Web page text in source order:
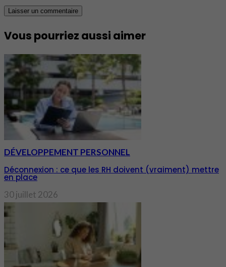
Vous pourriez aussi aimer
DÉVELOPPEMENT PERSONNEL
Déconnexion : ce que les RH doivent (vraiment) mettre
en place
30 juillet 2026